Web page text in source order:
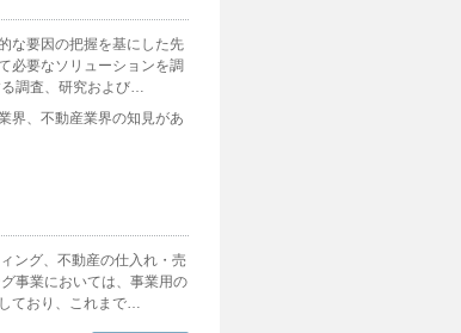
な要因の把握を基にした先
必要なソリューションを調
調査、研究および…
界、不動産業界の知見があ
ング、不動産の仕入れ・売
事業においては、事業用の
ており、これまで…